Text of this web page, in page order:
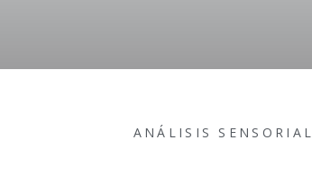
ANÁLISIS SENSORIAL